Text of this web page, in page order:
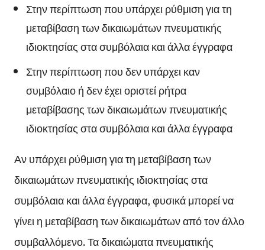
Στην περίπτωση που υπάρχει ρύθμιση για τη
μεταβίβαση των δικαιωμάτων πνευματικής
ιδιοκτησίας στα συμβόλαια και άλλα έγγραφα
Στην περίπτωση που δεν υπάρχει καν
συμβόλαιο ή δεν έχει οριστεί ρήτρα
μεταβίβασης των δικαιωμάτων πνευματικής
ιδιοκτησίας στα συμβόλαια και άλλα έγγραφα
Αν υπάρχει ρύθμιση για τη μεταβίβαση των
δικαιωμάτων πνευματικής ιδιοκτησίας στα
συμβόλαια και άλλα έγγραφα, φυσικά μπορεί να
γίνει η μεταβίβαση των δικαιωμάτων από τον άλλο
συμβαλλόμενο. Τα δικαιώματα πνευματικής